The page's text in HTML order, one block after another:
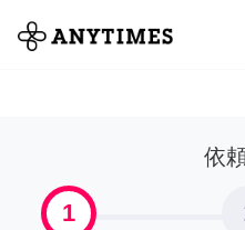
全て
依
1